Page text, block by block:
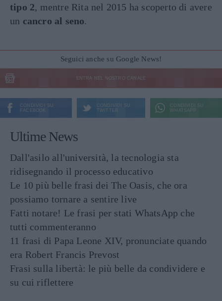
tipo 2, mentre Rita nel 2015 ha scoperto di avere
un cancro al seno.
Seguici anche su Google News!
ENTRA NEL NOSTRO CANALE
CONDIVIDI SU
FACEBOOK
CONDIVIDI SU
TWITTER
CONDIVIDI SU
WHATSAPP
Ultime News
Dall'asilo all'università, la tecnologia sta
ridisegnando il processo educativo
Le 10 più belle frasi dei The Oasis, che ora
possiamo tornare a sentire live
Fatti notare! Le frasi per stati WhatsApp che
tutti commenteranno
11 frasi di Papa Leone XIV, pronunciate quando
era Robert Francis Prevost
Frasi sulla libertà: le più belle da condividere e
su cui riflettere